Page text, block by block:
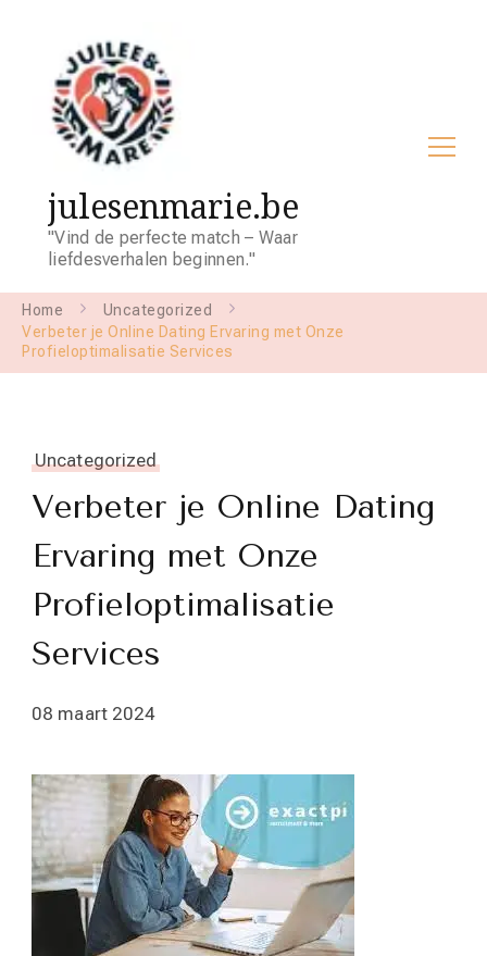
julesenmarie.be
"Vind de perfecte match – Waar
liefdesverhalen beginnen."
Home
Uncategorized
Verbeter je Online Dating Ervaring met Onze
Profieloptimalisatie Services
Uncategorized
Verbeter je Online Dating
Ervaring met Onze
Profieloptimalisatie
Services
08 maart 2024